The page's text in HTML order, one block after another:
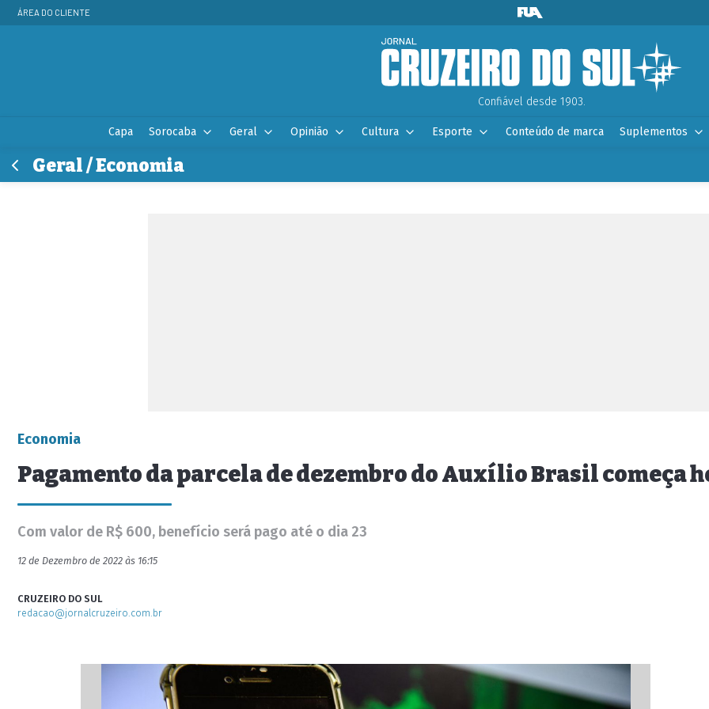
ÁREA DO CLIENTE
Confiável desde 1903.
Capa Sorocaba Geral Opinião Cultura Esporte Conteúdo de marca Suplementos
Geral / Economia
Economia
Pagamento da parcela de dezembro do Auxílio Brasil começa
Com valor de R$ 600, benefício será pago até o dia 23
12 de Dezembro de 2022 às 16:15
CRUZEIRO DO SUL
redacao@jornalcruzeiro.com.br